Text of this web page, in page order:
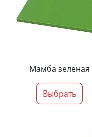
Мамба зеленая
Выбрать